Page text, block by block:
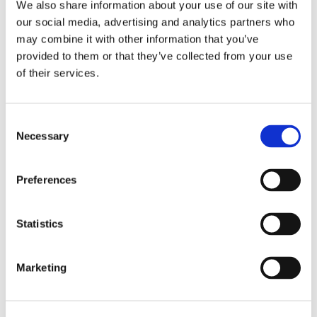
We also share information about your use of our site with
our social media, advertising and analytics partners who
may combine it with other information that you’ve
provided to them or that they’ve collected from your use
of their services.
Necessary
Preferences
Statistics
Marketing
1 m. lina Pony pastell.
ÅTER I LAGER